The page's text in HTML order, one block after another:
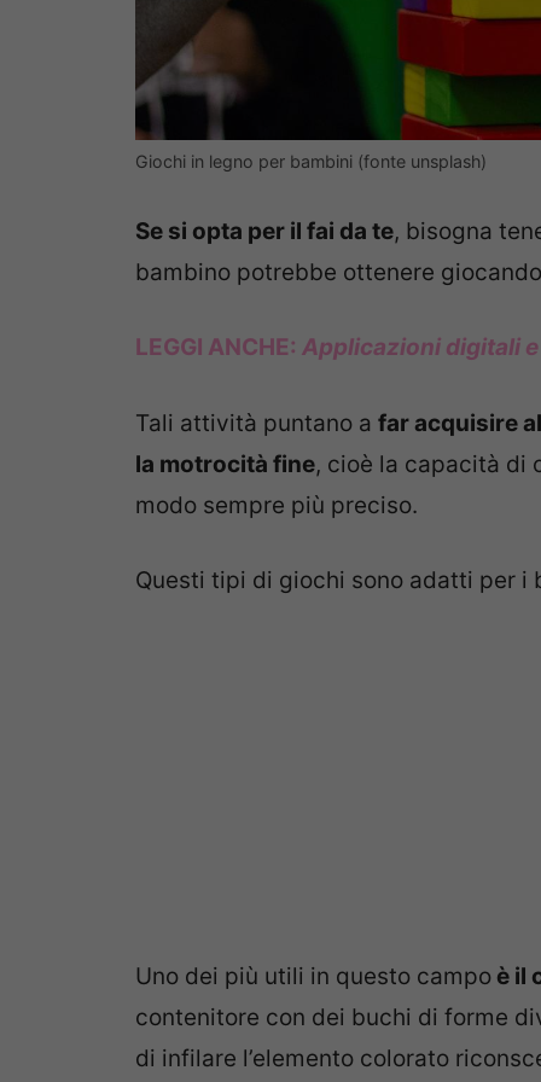
Giochi in legno per bambini (fonte unsplash)
Se si opta per il fai da te, bisogna
bambino potrebbe ottenere
LEGGI ANCHE: Applicazioni digitali
Tali attività puntano a far acquisire
la motrocità fine, cioè la capacità di
modo sempre più preciso.
Questi tipi di giochi sono adatti per i
Uno dei più utili in questo campo è il
contenitore con dei buchi di forme
di infilare l’elemento colorato